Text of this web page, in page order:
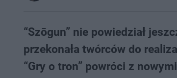
“Szōgun” nie powiedział
przekonała twórców do
“Gry o tron” powróci z